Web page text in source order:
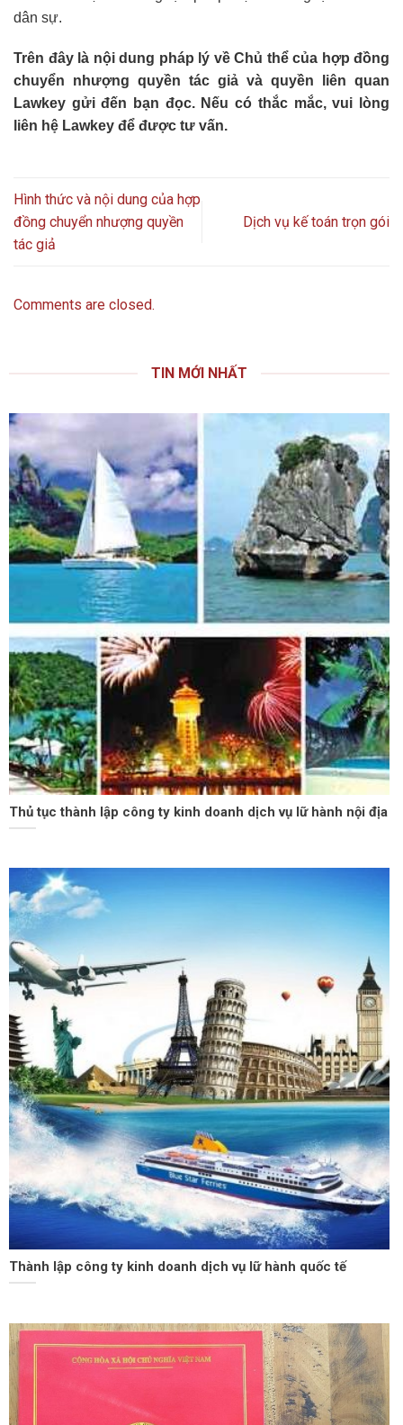
dân sự.
Trên đây là nội dung pháp lý về Chủ thể của hợp đồng
chuyển nhượng quyền tác giả và quyền liên quan
Lawkey gửi đến bạn đọc. Nếu có thắc mắc, vui lòng
liên hệ Lawkey để được tư vấn.
Hình thức và nội dung của hợp
đồng chuyển nhượng quyền
tác giả
Dịch vụ kế toán trọn gói
Comments are closed.
TIN MỚI NHẤT
Thủ tục thành lập công ty kinh doanh dịch vụ lữ hành nội địa
Thành lập công ty kinh doanh dịch vụ lữ hành quốc tế